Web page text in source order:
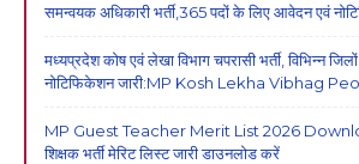
समन्वयक अधिकारी भर्ती,365 पदों के लिए आवेदन एवं
मध्यप्रदेश कोष एवं लेखा विभाग चपरासी भर्ती, विभिन्न
नोटिफिकेशन जारी:MP Kosh Lekha Vibhag
MP Guest Teacher Merit List 2026
शिक्षक भर्ती मेरिट लिस्ट जारी डाउनलोड करें